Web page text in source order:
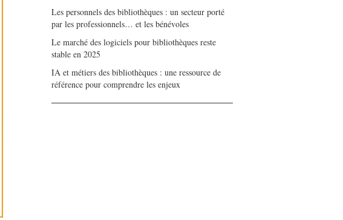
Les personnels des bibliothèques : un secteur porté
par les professionnels… et les bénévoles
Le marché des logiciels pour bibliothèques reste
stable en 2025
IA et métiers des bibliothèques : une ressource de
référence pour comprendre les enjeux